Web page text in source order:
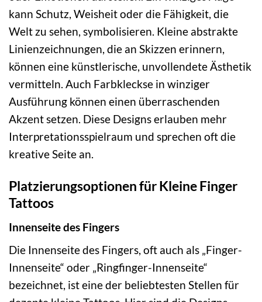
kann Schutz, Weisheit oder die Fähigkeit, die
Welt zu sehen, symbolisieren. Kleine abstrakte
Linienzeichnungen, die an Skizzen erinnern,
können eine künstlerische, unvollendete Ästhetik
vermitteln. Auch Farbkleckse in winziger
Ausführung können einen überraschenden
Akzent setzen. Diese Designs erlauben mehr
Interpretationsspielraum und sprechen oft die
kreative Seite an.
Platzierungsoptionen für Kleine Finger
Tattoos
Innenseite des Fingers
Die Innenseite des Fingers, oft auch als „Finger-
Innenseite“ oder „Ringfinger-Innenseite“
bezeichnet, ist eine der beliebtesten Stellen für